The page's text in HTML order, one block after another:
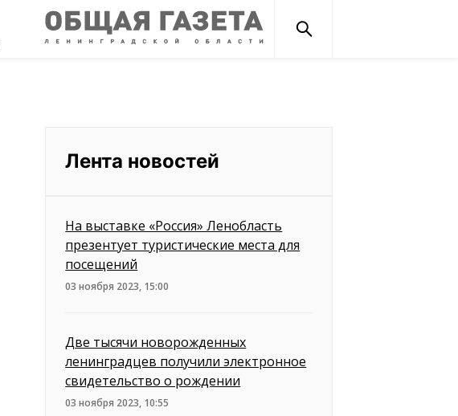
Лента новостей
На выставке «Россия» Ленобласть
презентует туристические места для
посещений
03 ноября 2023, 15:00
Две тысячи новорожденных
ленинградцев получили электронное
свидетельство о рождении
03 ноября 2023, 10:55